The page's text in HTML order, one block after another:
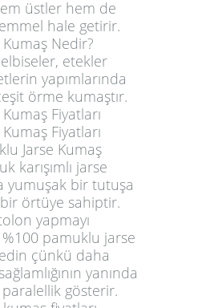
üstler hem de
hale getirir.
Nedir?
etekler
yapımlarında
örme kumaştır.
Fiyatları
Fiyatları
Jarse Kumaş
karışımlı jarse
yumuşak bir tutuşa
örtüye sahiptir.
yapmayı
%100 pamuklu jarse
çünkü daha
yanında
gösterir.